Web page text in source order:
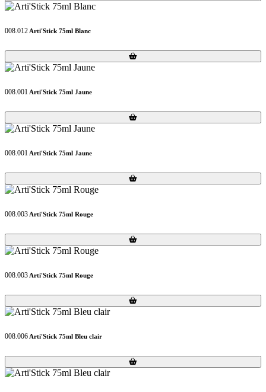
008.012 Arti'Stick 75ml Blanc
Loading...
Loading...
008.001 Arti'Stick 75ml Jaune
Loading...
Loading...
008.001 Arti'Stick 75ml Jaune
Loading...
Loading...
008.003 Arti'Stick 75ml Rouge
Loading...
Loading...
008.003 Arti'Stick 75ml Rouge
Loading...
Loading...
008.006 Arti'Stick 75ml Bleu clair
Loading...
Loading...